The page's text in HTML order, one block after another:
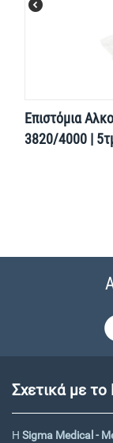
Επιστόμια
3820/4000 |
Σχετικά με
Η Sigma Medical -